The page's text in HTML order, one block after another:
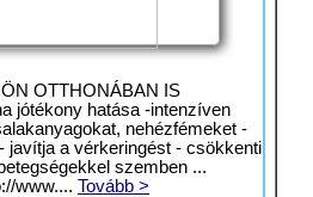
OTTHONÁBAN IS
jótékony hatása -intenzíven
nehézfémeket -
javítja a vérkeringést - csökkenti
szemben ...
www.... Tovább >